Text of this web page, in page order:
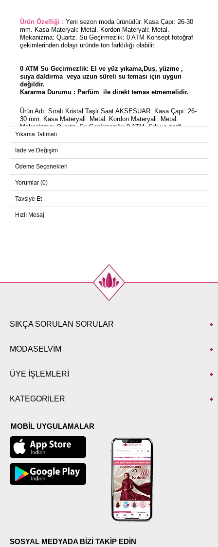
Ürün Özelliği : Yeni sezon moda ürünüdür. Kasa Çapı: 26-30
mm. Kasa Materyali: Metal. Kordon Materyali: Metal.
Mekanizma: Quartz. Su Geçirmezlik: 0 ATM Konsept fotoğraf
çekimlerinden dolayı üründe ton farklılığı olabilir.
0 ATM Su Geçirmezlik: El ve yüz yıkama,Duş, yüzme ,
suya daldırma veya uzun süreli su teması için uygun
değildir.
Kararma Durumu : Parfüm ile direkt temas etmemelidir.
Ürün Adı: Sıralı Kristal Taşlı Saat AKSESUAR. Kasa Çapı: 26-
30 mm. Kasa Materyali: Metal. Kordon Materyali: Metal.
Mekanizma: Quartz. Su Geçirmezlik: 0 ATM. Şık ve zarif
tasarımıyla öne çıkan Sıralı Kristal Taşlı Saat, günlük
kullanımınızı ışıltılı bir dokunuşla tamamlar. Metal kasa ve
kordon yapısı ile dayanıklılık sunar, Quartz mekanizması ile
zamanı kesinlikle takip eder.
Yıkama Talimatı
İade ve Değişim
Ödeme Seçenekleri
Yorumlar (0)
Tavsiye Et
Hızlı Mesaj
SIKÇA SORULAN SORULAR
MODASELVİM
ÜYE İŞLEMLERİ
KATEGORİLER
MOBİL UYGULAMALAR
SOSYAL MEDYADA BİZİ TAKİP EDİN